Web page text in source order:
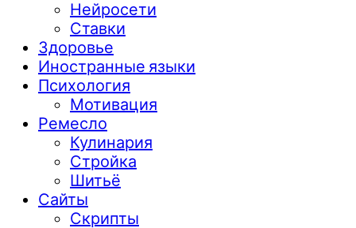
Нейросети
Ставки
Здоровье
Иностранные языки
Психология
Мотивация
Ремесло
Кулинария
Стройка
Шитьё
Сайты
Скрипты